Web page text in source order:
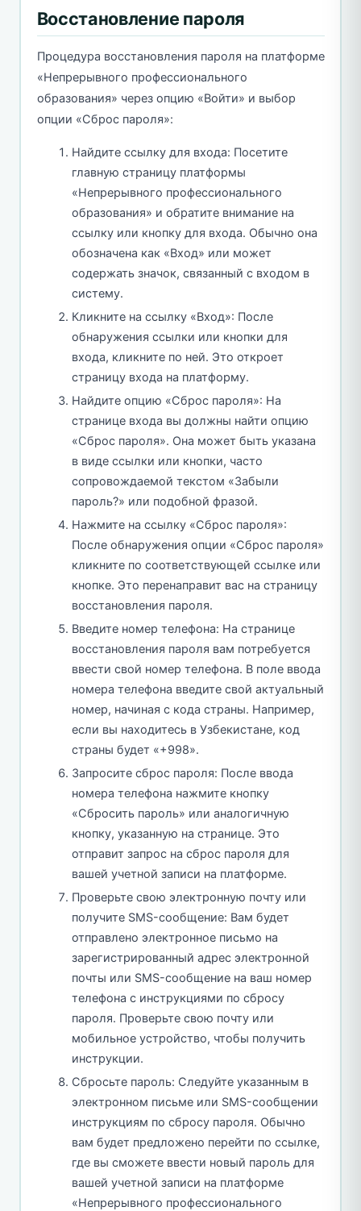
Восстановление пароля
Процедура восстановления пароля на платформе
«Непрерывного профессионального
образования» через опцию «Войти» и выбор
опции «Сброс пароля»:
Найдите ссылку для входа: Посетите
главную страницу платформы
«Непрерывного профессионального
образования» и обратите внимание на
ссылку или кнопку для входа. Обычно она
обозначена как «Вход» или может
содержать значок, связанный с входом в
систему.
Кликните на ссылку «Вход»: После
обнаружения ссылки или кнопки для
входа, кликните по ней. Это откроет
страницу входа на платформу.
Найдите опцию «Сброс пароля»: На
странице входа вы должны найти опцию
«Сброс пароля». Она может быть указана
в виде ссылки или кнопки, часто
сопровождаемой текстом «Забыли
пароль?» или подобной фразой.
Нажмите на ссылку «Сброс пароля»:
После обнаружения опции «Сброс пароля»
кликните по соответствующей ссылке или
кнопке. Это перенаправит вас на страницу
восстановления пароля.
Введите номер телефона: На странице
восстановления пароля вам потребуется
ввести свой номер телефона. В поле ввода
номера телефона введите свой актуальный
номер, начиная с кода страны. Например,
если вы находитесь в Узбекистане, код
страны будет «+998».
Запросите сброс пароля: После ввода
номера телефона нажмите кнопку
«Сбросить пароль» или аналогичную
кнопку, указанную на странице. Это
отправит запрос на сброс пароля для
вашей учетной записи на платформе.
Проверьте свою электронную почту или
получите SMS-сообщение: Вам будет
отправлено электронное письмо на
зарегистрированный адрес электронной
почты или SMS-сообщение на ваш номер
телефона с инструкциями по сбросу
пароля. Проверьте свою почту или
мобильное устройство, чтобы получить
инструкции.
Сбросьте пароль: Следуйте указанным в
электронном письме или SMS-сообщении
инструкциям по сбросу пароля. Обычно
вам будет предложено перейти по ссылке,
где вы сможете ввести новый пароль для
вашей учетной записи на платформе
«Непрерывного профессионального